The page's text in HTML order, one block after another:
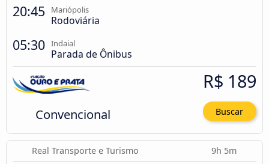
20:45 Mariópolis
Rodoviária
05:30 Indaial
Parada de Ônibus
Convencional
R$ 189
Buscar
Real Transporte e Turismo 9h 5m